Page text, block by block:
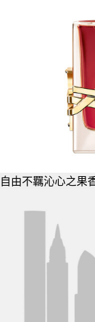
自由不羈沁心之果